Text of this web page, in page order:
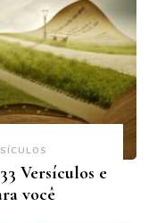
Versículos e
você